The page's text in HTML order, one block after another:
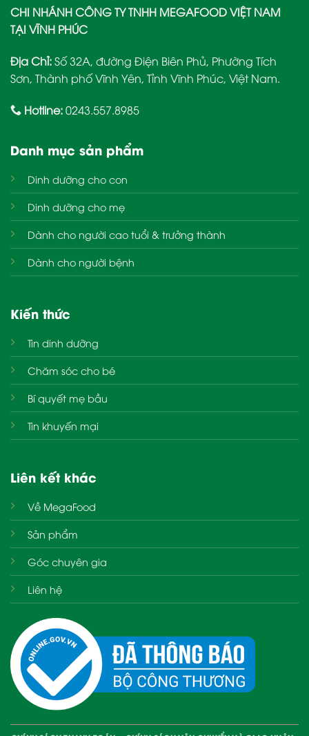
CHI NHÁNH CÔNG TY TNHH MEGAFOOD VIỆT NAM
TẠI VĨNH PHÚC
Địa Chỉ:Số 32A, đường Điện Biên Phủ, Phường Tích
Sơn, Thành phố Vĩnh Yên, Tỉnh Vĩnh Phúc, Việt Nam.
Hotline:0243.557.8985
Danh mục sản phẩm
Dinh dưỡng cho con
Dinh dưỡng cho mẹ
Dành cho người cao tuổi & trưởng thành
Dành cho người bệnh
Kiến thức
Tin dinh dưỡng
Chăm sóc cho bé
Bí quyết mẹ bầu
Tin khuyến mại
Liên kết khác
Về MegaFood
Sản phẩm
Góc chuyên gia
Liên hệ